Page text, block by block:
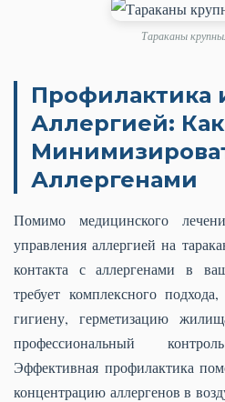
Тараканы
Профилактика
Аллергией: Как
Аллергенами
Помимо медицинского
управления аллергией на
контакта с аллергенами в
требует комплексного
гигиену, герметизацию
профессиональный
Эффективная профилактика
концентрацию аллергенов в